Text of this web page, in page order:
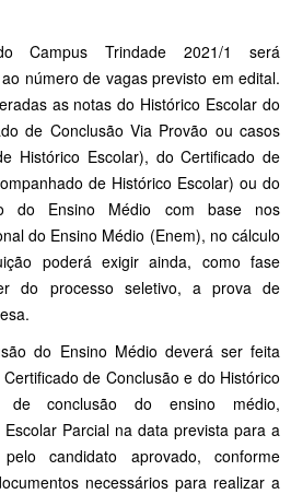
Campus Trindade 2021/1 será
número de vagas previsto em edital.
as notas do Histórico Escolar do
de Conclusão Via Provão ou casos
Histórico Escolar), do Certificado de
de Histórico Escolar) ou do
do Ensino Médio com base nos
do Ensino Médio (Enem), no cálculo
poderá exigir ainda, como fase
do processo seletivo, a prova de
do Ensino Médio deverá ser feita
de Conclusão e do Histórico
de conclusão do ensino médio,
Parcial na data prevista para a
candidato aprovado, conforme
necessários para realizar a